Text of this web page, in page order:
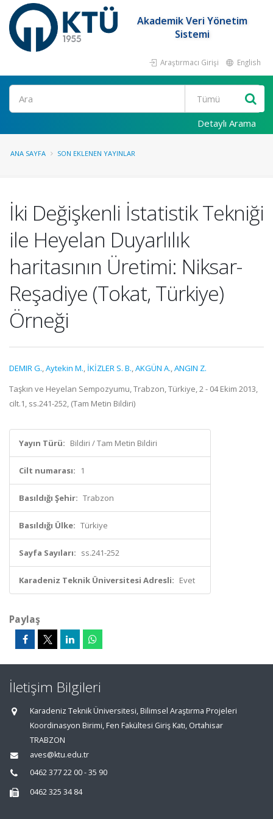
Akademik Veri Yönetim
Sistemi
Araştırmacı Girişi English
Ara
Detaylı Arama
ANA SAYFA SON EKLENEN YAYINLAR
İki Değişkenli İstatistik Tekniği
ile Heyelan Duyarlılık
haritasının Üretimi: Niksar-
Reşadiye (Tokat, Türkiye)
Örneği
DEMIR G.,Aytekin M., İKİZLER S. B.,AKGÜN A.,ANGIN Z.
Taşkın ve Heyelan Sempozyumu, Trabzon, Türkiye, 2 - 04 Ekim 2013,
cilt.1, ss.241-252, (Tam Metin Bildiri)
Yayın Türü: Bildiri / Tam Metin Bildiri
Cilt numarası: 1
Basıldığı Şehir: Trabzon
Basıldığı Ülke: Türkiye
Sayfa Sayıları: ss.241-252
Karadeniz Teknik Üniversitesi Adresli: Evet
Paylaş
İletişim Bilgileri
Karadeniz Teknik Üniversitesi, Bilimsel Araştırma Projeleri
Koordinasyon Birimi, Fen Fakültesi Giriş Katı, Ortahisar
TRABZON
aves@ktu.edu.tr
0462 377 22 00 - 35 90
0462 325 34 84